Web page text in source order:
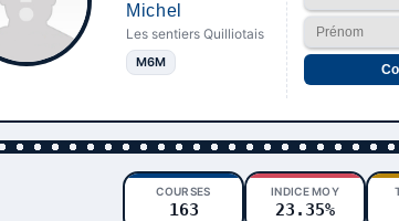
Michel
Les sentiers Quilliotais
M6M
COURSES
163
INDICE MOY
23.35%